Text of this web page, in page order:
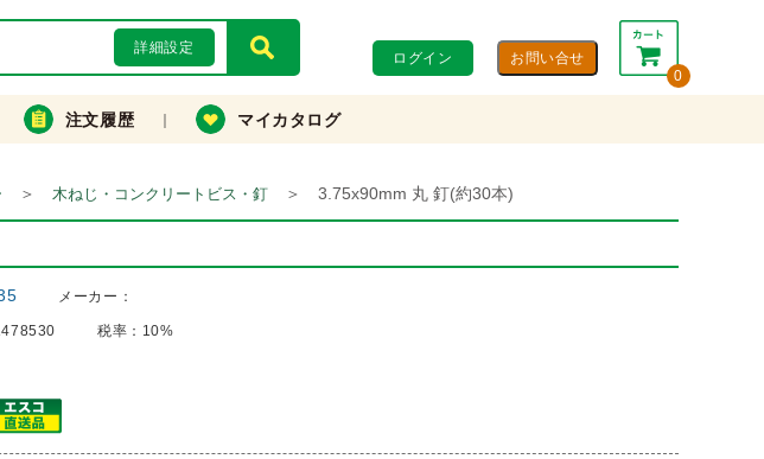
詳細設定
ログイン
0
合計： 0円
カートを見る・注文する
注文履歴 マイカタログ
＞ 木ねじ・コンクリートビス・釘 ＞ 3.75x90mm 丸 釘(約30本)
メーカー：
税率： 10%